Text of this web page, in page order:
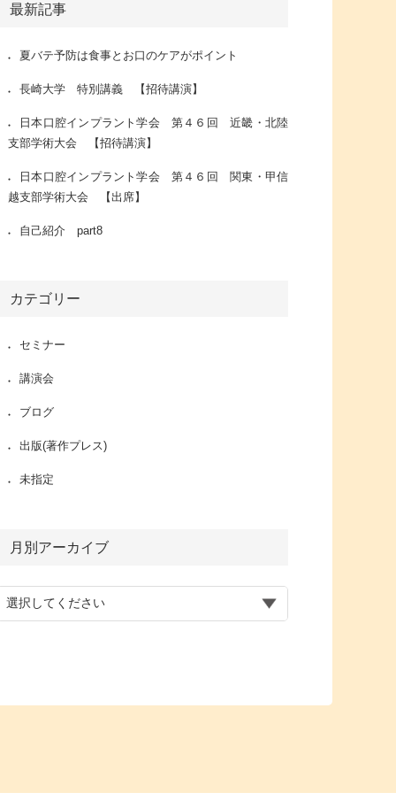
最新記事
夏バテ予防は食事とお口のケアがポイント
長崎大学 特別講義 【招待講演】
日本口腔インプラント学会 第４６回 近畿・北陸
支部学術大会 【招待講演】
日本口腔インプラント学会 第４６回 関東・甲信
越支部学術大会 【出席】
自己紹介 part8
カテゴリー
セミナー
講演会
ブログ
出版(著作プレス)
未指定
月別アーカイブ